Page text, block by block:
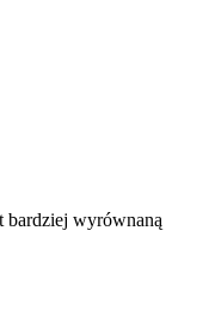
bardziej wyrównaną